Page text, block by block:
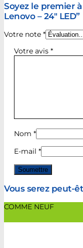
Soyez le premier à
Lenovo – 24″ LED”
Votre note *
Votre avis *
Nom *
E-mail *
Vous serez peut-
COMME NEUF